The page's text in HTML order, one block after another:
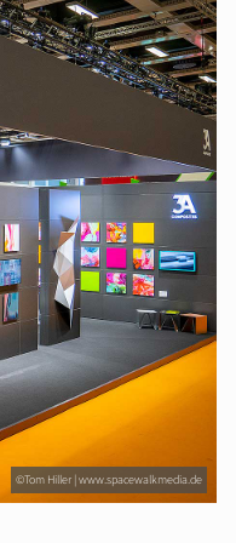
©Tom Hiller | www.spacewalkmedia.de